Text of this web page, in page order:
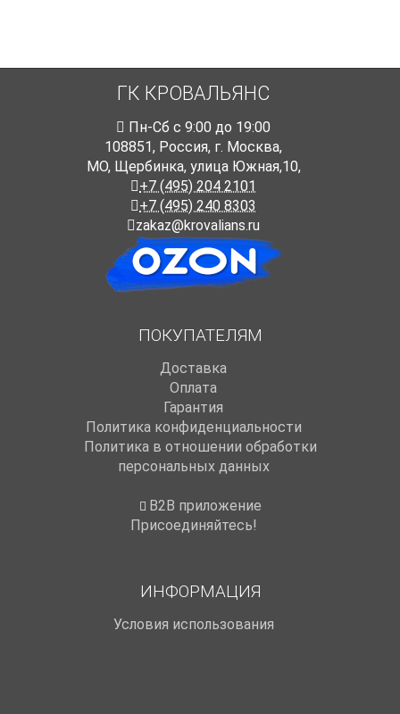
ГК КРОВАЛЬЯНС
Пн-Cб с 9:00 до 19:00
108851, Россия, г. Москва,
МО, Щербинка, улица Южная,10,
+7 (495) 204 2101
+7 (495) 240 8303
zakaz@krovalians.ru
ПОКУПАТЕЛЯМ
Доставка
Оплата
Гарантия
Политика конфиденциальности
Политика в отношении обработки
персональных данных
B2B приложение
Присоединяйтесь!
ИНФОРМАЦИЯ
Условия использования